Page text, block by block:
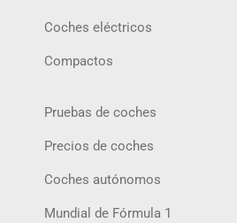
Coches eléctricos
Compactos
Pruebas de coches
Precios de coches
Coches autónomos
Mundial de Fórmula 1